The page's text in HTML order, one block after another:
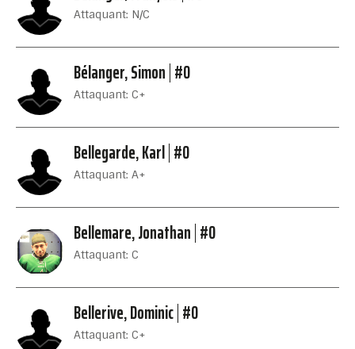
Attaquant: N/C
Bélanger, Simon #0
Attaquant: C+
Bellegarde, Karl #0
Attaquant: A+
Bellemare, Jonathan #0
Attaquant: C
Bellerive, Dominic #0
Attaquant: C+